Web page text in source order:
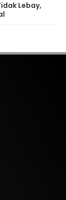
Lebay,